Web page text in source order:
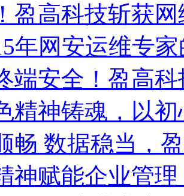
盈高科技斩获
年网安运维专
端安全！盈高
精神铸魂，以
畅 数据稳当，
神赋能企业管